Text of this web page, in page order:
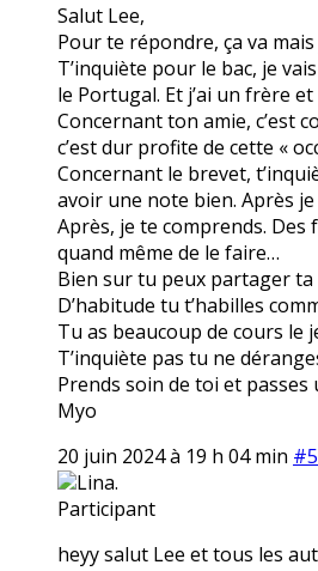
Salut Lee,
Pour te répondre, ça va
T’inquiète pour le bac, je
le Portugal. Et j’ai un frère
Concernant ton amie, c’est
c’est dur profite de cette «
Concernant le brevet,
avoir une note bien. Après
Après, je te comprends.
quand même de le faire…
Bien sur tu peux partager
D’habitude tu t’habilles
Tu as beaucoup de cours le
T’inquiète pas tu ne
Prends soin de toi et
Myo
20 juin 2024 à 19 h 04 min
Lina.
Participant
heyy salut Lee et tous les